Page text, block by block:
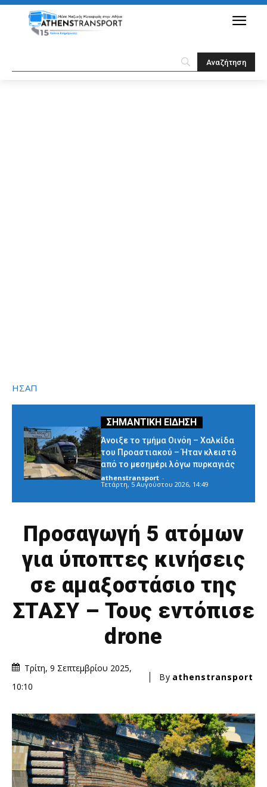
ΗΣΑΠ
Άνοιξε το τμήμα Οινόη – Χαλκίδα
του Προαστιακού – Ήταν κλειστό
από το μεσημέρι λόγω πυρκαγιάς
athenstransport -
Τετάρτη, 5 Αυγούστου 2026, 14:49
Προσαγωγή 5 ατόμων
για ύποπτες κινήσεις
σε αμαξοστάσιο της
ΣΤΑΣΥ – Τους εντόπισε
drone
Τρίτη, 9 Σεπτεμβρίου 2025,
10:10
By athenstransport